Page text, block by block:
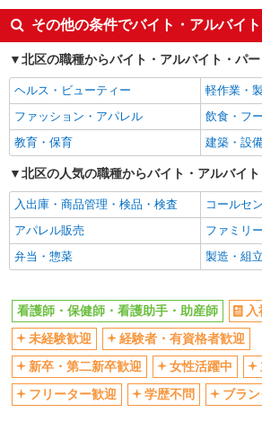
同じ特徴から王子駅の求人を探す
入社日応相談
未経験歓迎
経験者・有資格者歓迎
新卒・第
女性活躍中
主婦・主
フリーター歓迎
学歴不問
ブランクOK
ミドル（
エルダー（50代～）活躍中
シニア（
高収入・高額
ボーナス
昇給あり
完全週休2
フルタイム歓迎
禁煙・分
バイク通勤OK
自転車通
残業少なめ（月20h未満）
交通費支給
社会保険あり
産休・育
退職金・財形貯蓄制度あり
各種手当
ティブな
その他の条件でバイト・アルバイ
北区の職種からバイト・アルバイト・パ
ヘルス・ビューティー
軽作業・
ファッション・アパレル
飲食・フ
教育・保育
建築・設
北区の人気の職種からバイト・アルバイ
入出庫・商品管理・検品・検査
コールセ
アパレル販売
ファミリ
弁当・惣菜
製造・組
看護師・保健師・看護助手・助産師
未経験歓迎
経験者・有資格者歓迎
新卒・第二新卒歓迎
女性活躍中
フリーター歓迎
学歴不問
ブラ